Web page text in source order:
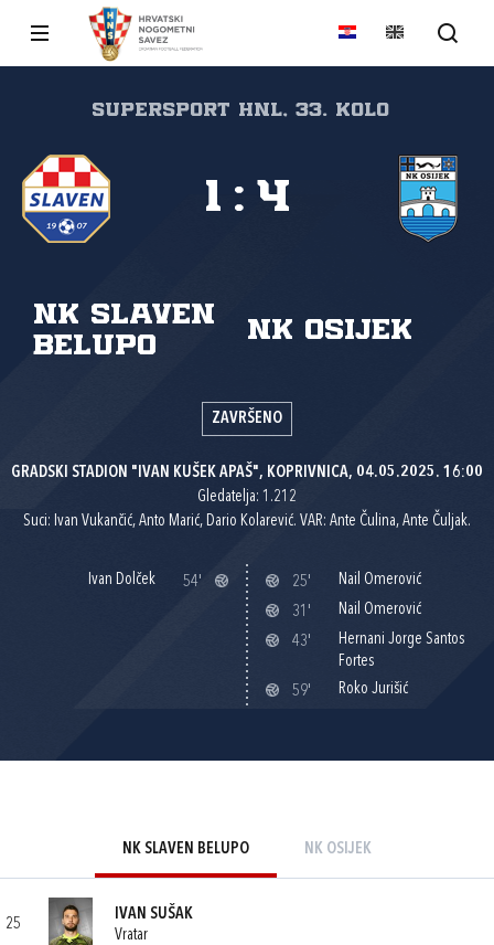
SuperSport HNL, 33. kolo
NK Slaven
Belupo
NK Osijek
1 : 4
ZAVRŠENO
GRADSKI STADION "IVAN KUŠEK APAŠ", KOPRIVNICA, 04.05.2025. 16:00
Gledatelja: 1.212
Suci: Ivan Vukančić, Anto Marić, Dario Kolarević. VAR: Ante Čulina, Ante Čuljak.
Ivan Dolček 54' 25'
Nail Omerović
31'
Nail Omerović
43'
Hernani Jorge Santos
Fortes
59'
Roko Jurišić
NK SLAVEN BELUPO NK OSIJEK
25
IVAN SUŠAK
Vratar